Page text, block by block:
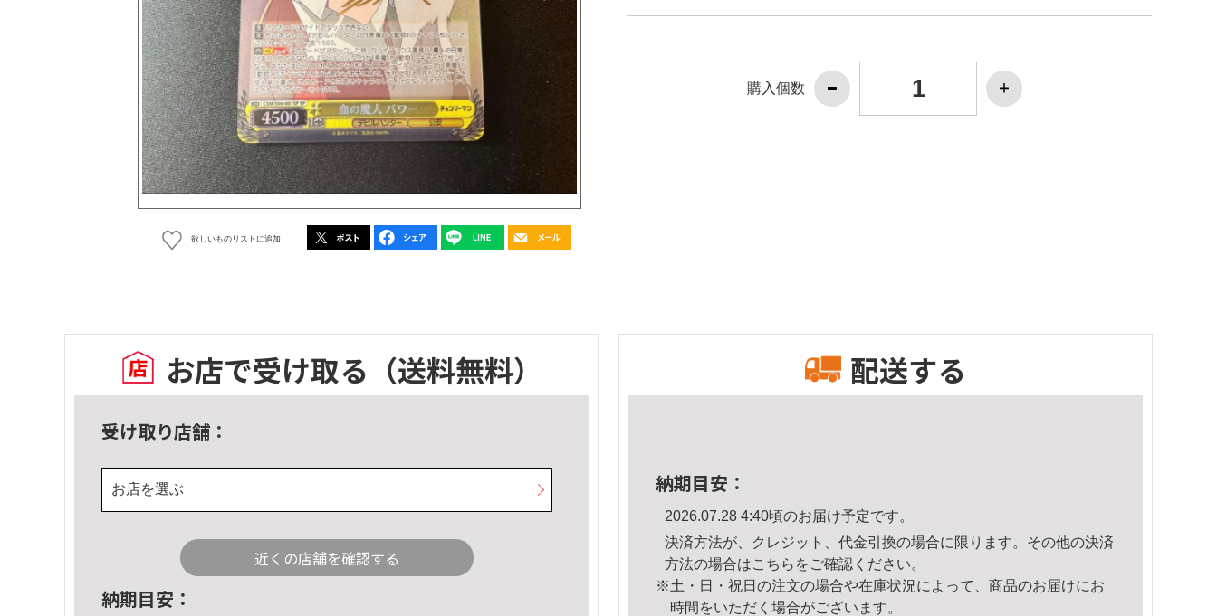
欲しいものリストに追加
購入個数
お店で受け取る （送料無料）
受け取り店舗：
お店を選ぶ
近くの店舗を確認する
納期目安：
配送する
納期目安：
2026.07.28 4:40頃のお届け予定です。
決済方法が、クレジット、代金引換の場合に限ります。その他の決済
方法の場合はこちら をご確認ください。
※土・日・祝日の注文の場合や在庫状況によって、商品のお届けにお
時間をいただく場合がございます。